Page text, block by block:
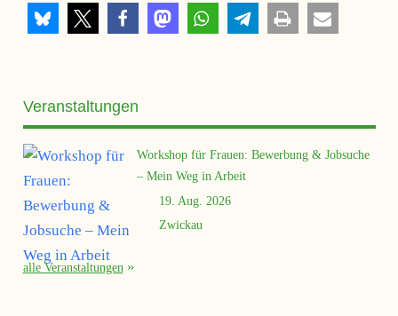
Veranstaltungen
Workshop für Frauen: Bewerbung & Jobsuche
– Mein Weg in Arbeit
19. Aug. 2026
Zwickau
alle Veranstaltungen